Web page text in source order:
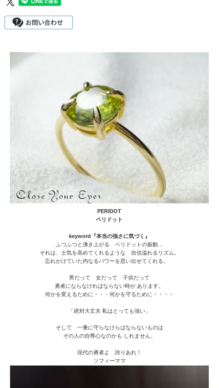
PERIDOT
ペリドット
keyword『本当の強さに気づく』
ふつふつと沸き上がる ペリドットの振動…
それは、士気を高めてくれるような 自信溢れるリズム。
忘れかけていた内なるパワーを思い出せてくれる。
男だって 女だって 子供だって
勇者にならなければならない時が あります。
何かを変えるために・・・何かを守るために・・・・
「絶対大丈夫 私はとっても強い」
そして 一番に守らなけらばならないものは
その人の自尊心なのかも しれません。
現代の勇者よ 誇りあれ！
ソフィーママ